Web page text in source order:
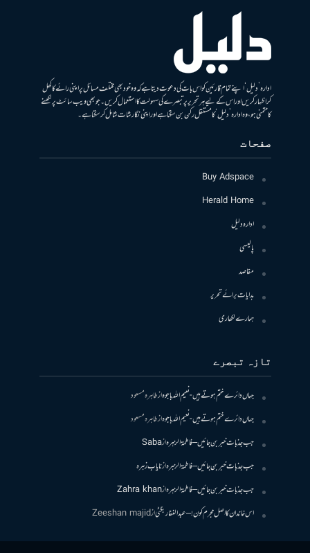
ادارہ ’دلیل‘ اپنے تمام قارئین کو اس بات کی دعوت دیتا ہے کہ وہ خود بھی مختلف مسائل پر اپنی رائے کا کھل
کر اظہار کریں اور اس کے لیے ہر تحریر پر تبصرے کی سہولت کا استعمال کریں۔ جو بھی ویب سائٹ پر لکھنے
کا متمنی ہو، وہ ادارہ ’دلیل‘ کا مستقل رکن بن سکتا ہے اور اپنی نگارشات شامل کرسکتا ہے۔
صفحات
Buy Adspace
Herald Home
ادارہ دلیل
پالیسی
مقاصد
ہدایات برائے تحریر
ہمارے لکھاری
تازہ تبصرے
جہاں دائرے ختم ہوتے ہیں- نعیم اللہ باجوہازطاہرہ مسعود
جہاں دائرے ختم ہوتے ہیں- نعیم اللہ باجوہازطاہرہ مسعود
جب جذبات خبر بن جائیں – فاطمۃالزہرہازSaba
جب جذبات خبر بن جائیں – فاطمۃالزہرہازنایاب زہرہ
جب جذبات خبر بن جائیں – فاطمۃالزہرہازZahra khan
اس خاندان کا اصل مجرم کون! – عبدالغفار بگٹیازZeeshan majid